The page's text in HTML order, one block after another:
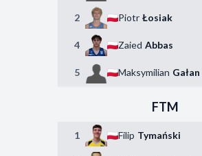
2 Piotr Łosiak
4 Zaied Abbas
5 Maksymilian Gałan
FTM
1 Filip Tymański